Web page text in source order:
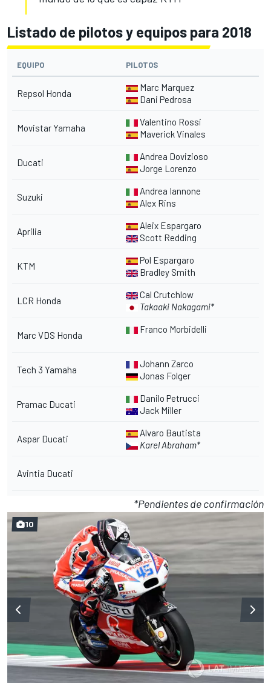
Listado de pilotos y equipos para 2018
EQUIPO PILOTOS
Repsol Honda
Marc Marquez
Dani Pedrosa
Movistar Yamaha
Valentino Rossi
Maverick Vinales
Ducati
Andrea Dovizioso
Jorge Lorenzo
Suzuki
Andrea Iannone
Alex Rins
Aprilia
Aleix Espargaro
Scott Redding
KTM
Pol Espargaro
Bradley Smith
LCR Honda
Cal Crutchlow
Takaaki Nakagami*
Marc VDS Honda
Franco Morbidelli
Tech 3 Yamaha
Johann Zarco
Jonas Folger
Pramac Ducati
Danilo Petrucci
Jack Miller
Aspar Ducati
Alvaro Bautista
Karel Abraham*
Avintia Ducati
*Pendientes de confirmación
10